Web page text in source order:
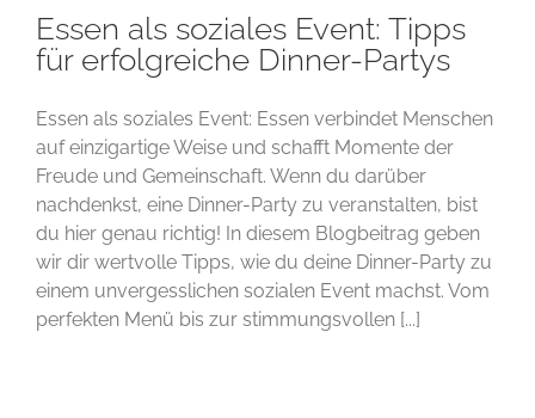
Essen als soziales Event: Tipps
für erfolgreiche Dinner-Partys
Essen als soziales Event: Essen verbindet Menschen
auf einzigartige Weise und schafft Momente der
Freude und Gemeinschaft. Wenn du darüber
nachdenkst, eine Dinner-Party zu veranstalten, bist
du hier genau richtig! In diesem Blogbeitrag geben
wir dir wertvolle Tipps, wie du deine Dinner-Party zu
einem unvergesslichen sozialen Event machst. Vom
perfekten Menü bis zur stimmungsvollen [...]